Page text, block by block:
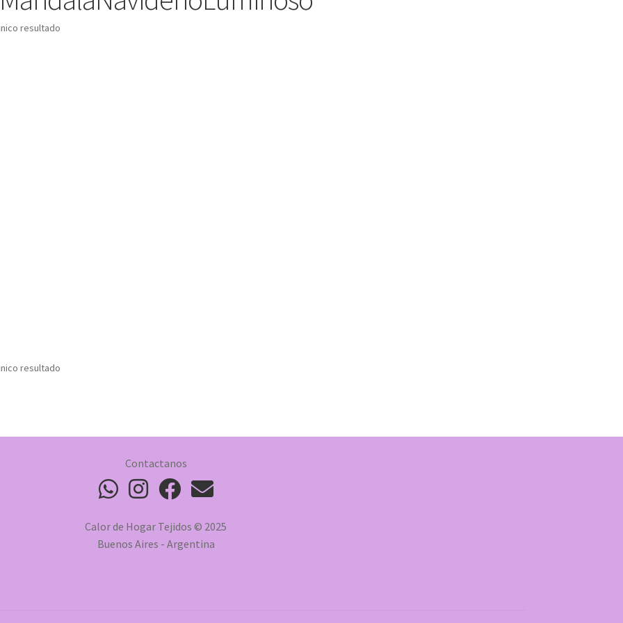
resultado
resultado
Contactanos
Calor de Hogar Tejidos © 2025
Buenos Aires - Argentina